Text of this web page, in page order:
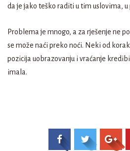
da je jako teško raditi u tim uslovima, u
Problema je mnogo, a za rješenje ne
se može naći preko noći. Neki od
pozicija uobrazovanju i vraćanje
imala.